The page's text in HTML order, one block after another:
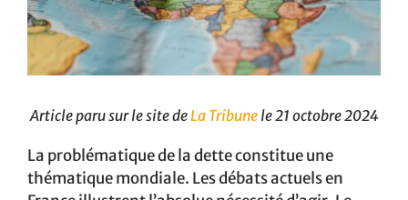
Article paru sur le site deLa Tribunele 21 octobre 2024
La problématique de la dette constitue une
thématique mondiale. Les débats actuels en